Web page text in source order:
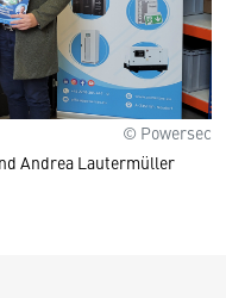
© Powersec
Andrea Lautermüller